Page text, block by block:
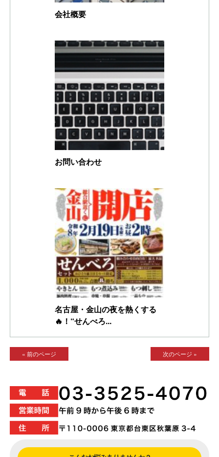
会社概要
お問い合わせ
名古屋・金山の夜を熱くする
🔥！“せんべろ...
« 前のページ 次のページ »